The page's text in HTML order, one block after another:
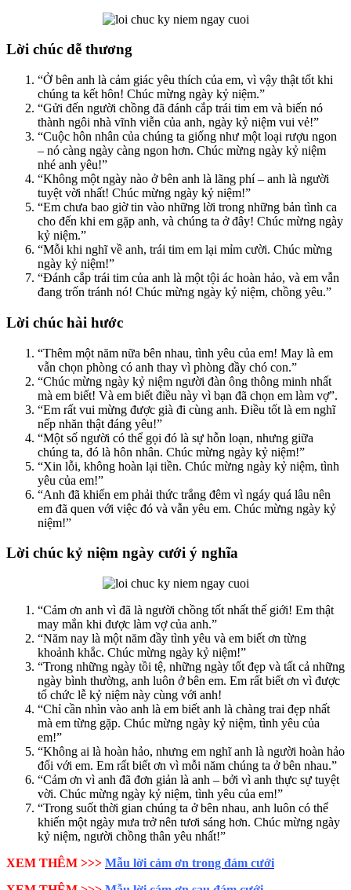
Lời chúc dễ thương
“Ở bên anh là cảm giác yêu thích của em, vì vậy thật tốt khi
chúng ta kết hôn! Chúc mừng ngày kỷ niệm.”
“Gửi đến người chồng đã đánh cắp trái tim em và biến nó
thành ngôi nhà vĩnh viễn của anh, ngày kỷ niệm vui vẻ!”
“Cuộc hôn nhân của chúng ta giống như một loại rượu ngon
– nó càng ngày càng ngon hơn. Chúc mừng ngày kỷ niệm
nhé anh yêu!”
“Không một ngày nào ở bên anh là lãng phí – anh là người
tuyệt vời nhất! Chúc mừng ngày kỷ niệm!”
“Em chưa bao giờ tin vào những lời trong những bản tình ca
cho đến khi em gặp anh, và chúng ta ở đây! Chúc mừng ngày
kỷ niệm.”
“Mỗi khi nghĩ về anh, trái tim em lại mỉm cười. Chúc mừng
ngày kỷ niệm!”
“Đánh cắp trái tim của anh là một tội ác hoàn hảo, và em vẫn
đang trốn tránh nó! Chúc mừng ngày kỷ niệm, chồng yêu.”
Lời chúc hài hước
“Thêm một năm nữa bên nhau, tình yêu của em! May là em
vẫn chọn phòng có anh thay vì phòng đầy chó con.”
“Chúc mừng ngày kỷ niệm người đàn ông thông minh nhất
mà em biết! Và em biết điều này vì bạn đã chọn em làm vợ”.
“Em rất vui mừng được già đi cùng anh. Điều tốt là em nghĩ
nếp nhăn thật đáng yêu!”
“Một số người có thể gọi đó là sự hỗn loạn, nhưng giữa
chúng ta, đó là hôn nhân. Chúc mừng ngày kỷ niệm!”
“Xin lỗi, không hoàn lại tiền. Chúc mừng ngày kỷ niệm, tình
yêu của em!”
“Anh đã khiến em phải thức trắng đêm vì ngáy quá lâu nên
em đã quen với việc đó và vẫn yêu em. Chúc mừng ngày kỷ
niệm!”
Lời chúc kỷ niệm ngày cưới ý nghĩa
“Cảm ơn anh vì đã là người chồng tốt nhất thế giới! Em thật
may mắn khi được làm vợ của anh.”
“Năm nay là một năm đầy tình yêu và em biết ơn từng
khoảnh khắc. Chúc mừng ngày kỷ niệm!”
“Trong những ngày tồi tệ, những ngày tốt đẹp và tất cả những
ngày bình thường, anh luôn ở bên em. Em rất biết ơn vì được
tổ chức lễ kỷ niệm này cùng với anh!
“Chỉ cần nhìn vào anh là em biết anh là chàng trai đẹp nhất
mà em từng gặp. Chúc mừng ngày kỷ niệm, tình yêu của
em!”
“Không ai là hoàn hảo, nhưng em nghĩ anh là người hoàn hảo
đối với em. Em rất biết ơn vì mỗi năm chúng ta ở bên nhau.”
“Cảm ơn vì anh đã đơn giản là anh – bởi vì anh thực sự tuyệt
vời. Chúc mừng ngày kỷ niệm, tình yêu của em!”
“Trong suốt thời gian chúng ta ở bên nhau, anh luôn có thể
khiến một ngày mưa trở nên tươi sáng hơn. Chúc mừng ngày
kỷ niệm, người chồng thân yêu nhất!”
XEM THÊM >>> Mẫu lời cảm ơn trong đám cưới